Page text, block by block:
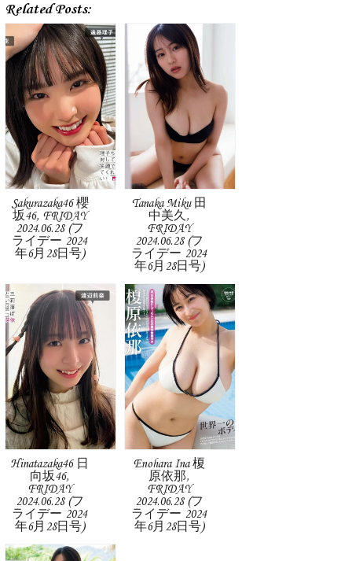
Related Posts:
Sakurazaka46 櫻
坂46, FRIDAY
2024.06.28 (フ
ライデー 2024
年6月28日号)
Tanaka Miku 田
中美久,
FRIDAY
2024.06.28 (フ
ライデー 2024
年6月28日号)
Hinatazaka46 日
向坂46,
FRIDAY
2024.06.28 (フ
ライデー 2024
年6月28日号)
Enohara Ina 榎
原依那,
FRIDAY
2024.06.28 (フ
ライデー 2024
年6月28日号)